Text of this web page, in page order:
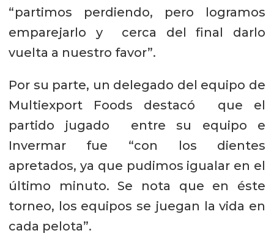
“partimos perdiendo, pero logramos
emparejarlo y cerca del final darlo
vuelta a nuestro favor”.
Por su parte, un delegado del equipo de
Multiexport Foods destacó que el
partido jugado entre su equipo e
Invermar fue “con los dientes
apretados, ya que pudimos igualar en el
último minuto. Se nota que en éste
torneo, los equipos se juegan la vida en
cada pelota”.